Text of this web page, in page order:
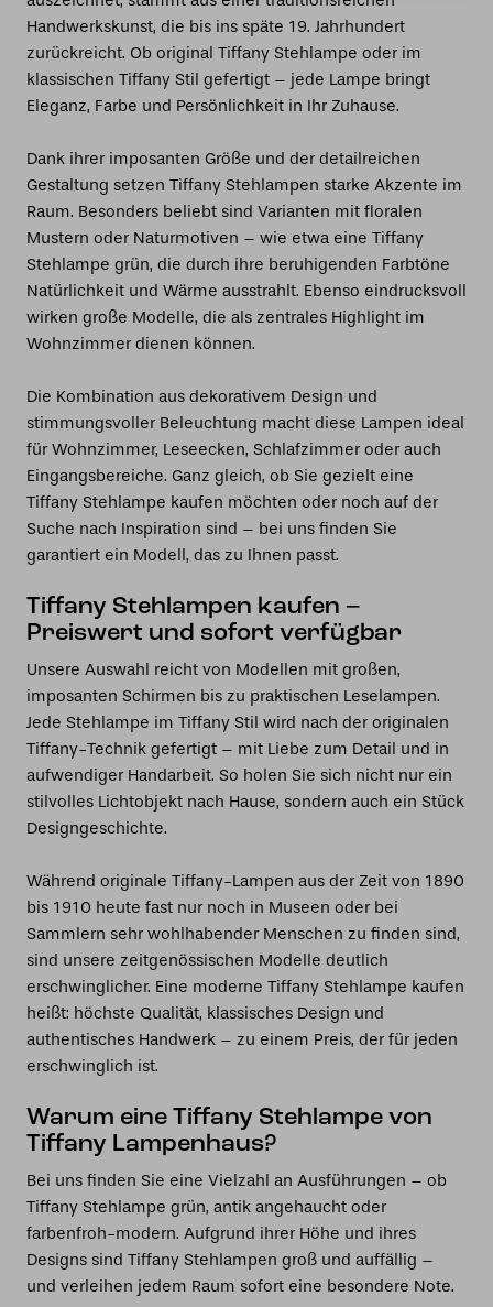
Handwerkskunst, die bis ins späte 19. Jahrhundert
zurückreicht. Ob original Tiffany Stehlampe oder im
klassischen Tiffany Stil gefertigt – jede Lampe bringt
Eleganz, Farbe und Persönlichkeit in Ihr Zuhause.
Dank ihrer imposanten Größe und der detailreichen
Gestaltung setzen Tiffany Stehlampen starke Akzente im
Raum. Besonders beliebt sind Varianten mit floralen
Mustern oder Naturmotiven – wie etwa eine Tiffany
Stehlampe grün, die durch ihre beruhigenden Farbtöne
Natürlichkeit und Wärme ausstrahlt. Ebenso eindrucksvoll
wirken große Modelle, die als zentrales Highlight im
Wohnzimmer dienen können.
Die Kombination aus dekorativem Design und
stimmungsvoller Beleuchtung macht diese Lampen ideal
für Wohnzimmer, Leseecken, Schlafzimmer oder auch
Eingangsbereiche. Ganz gleich, ob Sie gezielt eine
Tiffany Stehlampe kaufen möchten oder noch auf der
Suche nach Inspiration sind – bei uns finden Sie
garantiert ein Modell, das zu Ihnen passt.
Tiffany Stehlampen kaufen –
Preiswert und sofort verfügbar
Unsere Auswahl reicht von Modellen mit großen,
imposanten Schirmen bis zu praktischen Leselampen.
Jede Stehlampe im Tiffany Stil wird nach der originalen
Tiffany-Technik gefertigt – mit Liebe zum Detail und in
aufwendiger Handarbeit. So holen Sie sich nicht nur ein
stilvolles Lichtobjekt nach Hause, sondern auch ein Stück
Designgeschichte.
Während originale Tiffany-Lampen aus der Zeit von 1890
bis 1910 heute fast nur noch in Museen oder bei
Sammlern sehr wohlhabender Menschen zu finden sind,
sind unsere zeitgenössischen Modelle deutlich
erschwinglicher. Eine moderne Tiffany Stehlampe kaufen
heißt: höchste Qualität, klassisches Design und
authentisches Handwerk – zu einem Preis, der für jeden
erschwinglich ist.
Warum eine Tiffany Stehlampe von
Tiffany Lampenhaus?
Bei uns finden Sie eine Vielzahl an Ausführungen – ob
Tiffany Stehlampe grün, antik angehaucht oder
farbenfroh-modern. Aufgrund ihrer Höhe und ihres
Designs sind Tiffany Stehlampen groß und auffällig –
und verleihen jedem Raum sofort eine besondere Note.